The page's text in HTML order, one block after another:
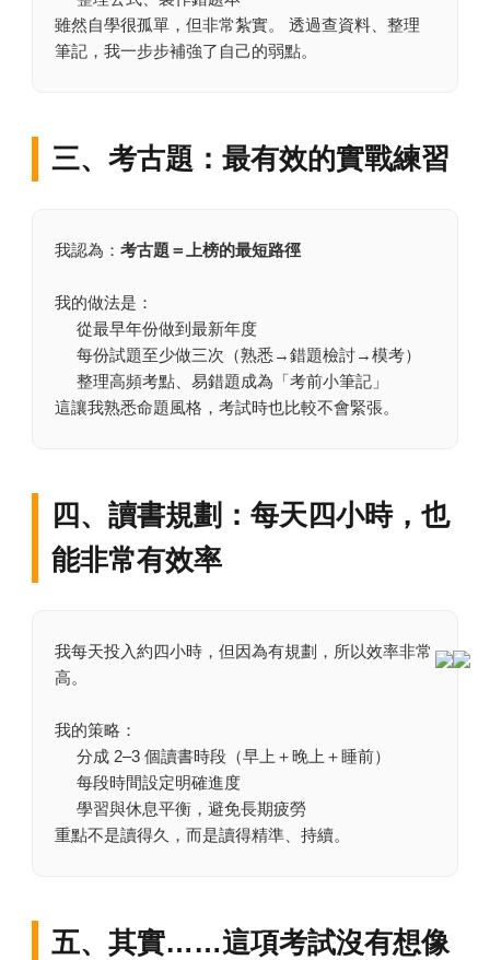
雖然自學很孤單，但非常紮實。 透過查資料、整理
筆記，我一步步補強了自己的弱點。
三、考古題：最有效的實戰練習
我認為： 考古題＝上榜的最短路徑
我的做法是：
從最早年份做到最新年度
每份試題至少做三次（熟悉→錯題檢討→模考）
整理高頻考點、易錯題成為「考前小筆記」
這讓我熟悉命題風格，考試時也比較不會緊張。
四、讀書規劃：每天四小時，也
能非常有效率
我每天投入約四小時，但因為有規劃，所以效率非常
高。
我的策略：
分成 2–3 個讀書時段（早上＋晚上＋睡前）
每段時間設定明確進度
學習與休息平衡，避免長期疲勞
重點不是讀得久，而是讀得精準、持續。
五、其實……這項考試沒有想像